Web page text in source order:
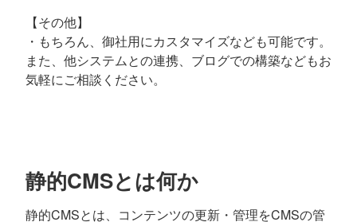
【その他】
・もちろん、御社用にカスタマイズなども可能です。
また、他システムとの連携、ブログでの構築などもお
気軽にご相談ください。
静的CMSとは何か
静的CMSとは、コンテンツの更新・管理をCMSの管